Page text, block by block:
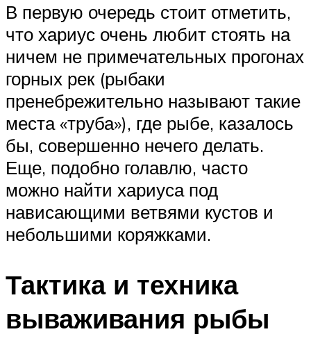
В первую очередь стоит отметить,
что хариус очень любит стоять на
ничем не примечательных прогонах
горных рек (рыбаки
пренебрежительно называют такие
места «труба»), где рыбе, казалось
бы, совершенно нечего делать.
Еще, подобно голавлю, часто
можно найти хариуса под
нависающими ветвями кустов и
небольшими коряжками.
Тактика и техника
вываживания рыбы